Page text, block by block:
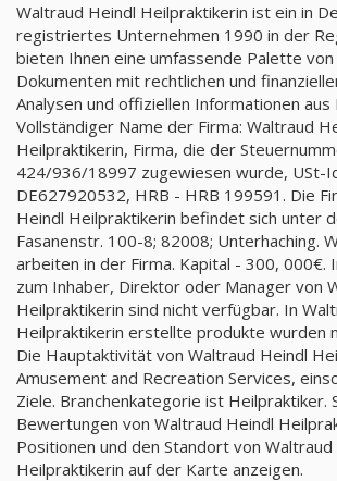
Waltraud Heindl Heilpraktikerin ist ein in
registriertes Unternehmen 1990 in der
bieten Ihnen eine umfassende Palette
Dokumenten mit rechtlichen und
Analysen und offiziellen Informationen aus
Vollständiger Name der Firma: Waltraud
Heilpraktikerin, Firma, die der
424/936/18997 zugewiesen wurde, USt-
DE627920532, HRB - HRB 199591. Die
Heindl Heilpraktikerin befindet sich unter
Fasanenstr. 100-8; 82008; Unterhaching.
arbeiten in der Firma. Kapital - 300, 000€.
zum Inhaber, Direktor oder Manager von
Heilpraktikerin sind nicht verfügbar. In
Heilpraktikerin erstellte produkte wurden
Die Hauptaktivität von Waltraud Heindl
Amusement and Recreation Services,
Ziele. Branchenkategorie ist Heilpraktiker.
Bewertungen von Waltraud Heindl
Positionen und den Standort von Waltraud
Heilpraktikerin auf der Karte anzeigen.